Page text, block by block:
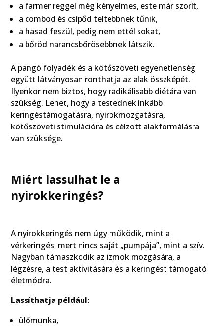
a farmer reggel még kényelmes, este már szorít,
a combod és csípőd teltebbnek tűnik,
a hasad feszül, pedig nem ettél sokat,
a bőröd narancsbőrösebbnek látszik.
A pangó folyadék és a kötőszöveti egyenetlenség
együtt látványosan ronthatja az alak összképét.
Ilyenkor nem biztos, hogy radikálisabb diétára van
szükség. Lehet, hogy a testednek inkább
keringéstámogatásra, nyirokmozgatásra,
kötőszöveti stimulációra és célzott alakformálásra
van szüksége.
Miért lassulhat le a
nyirokkeringés?
A nyirokkeringés nem úgy működik, mint a
vérkeringés, mert nincs saját „pumpája”, mint a szív.
Nagyban támaszkodik az izmok mozgására, a
légzésre, a test aktivitására és a keringést támogató
életmódra.
Lassíthatja például:
ülőmunka,